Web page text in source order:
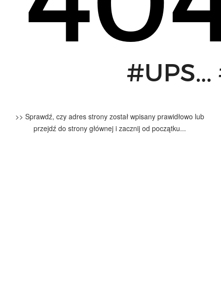
>> Sprawdź, czy adres strony został wpisany prawidłowo lub
przejdź do strony głównej i zacznij od początku...